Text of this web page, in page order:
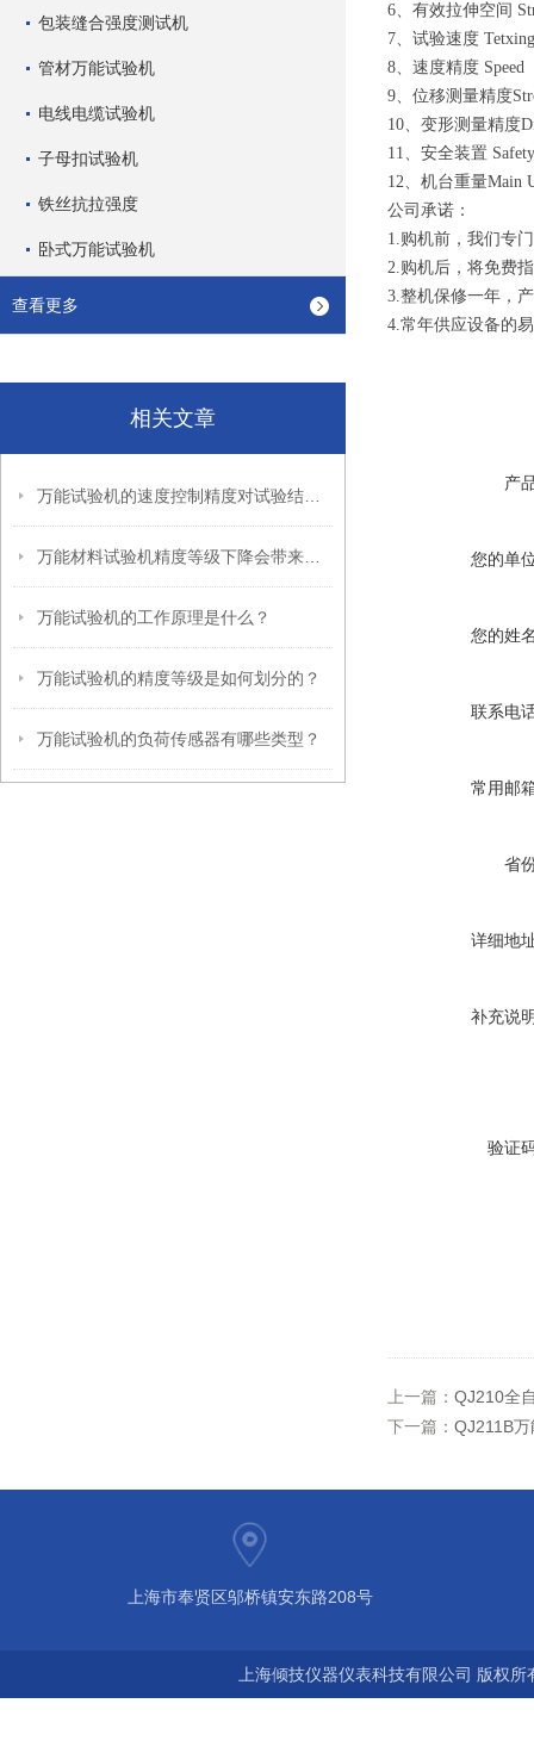
包装缝合强度测试机
管材万能试验机
电线电缆试验机
子母扣试验机
铁丝抗拉强度
卧式万能试验机
查看更多
相关文章
万能试验机的工作原理是什么？
万能试验机的精度等级是如何划分的？
万能试验机的负荷传感器有哪些类型？
6、有效拉伸空间
7、试验速度
8、速度精度
9、位移测量精度
10、变形测量精度
11、安全装置
12、机台重量Main
公司承诺：
1.购机前，我们专
2.购机后，将免费
3.整机保修一年，
4.常年供应设备的
产
您的单
您的姓
联系电
常用邮
省
详细地
补充说
验证
上一篇： QJ210全
下一篇： QJ211B
上海市奉贤区邬桥镇安东路208号
上海倾技仪器仪表科技有限公司 版权